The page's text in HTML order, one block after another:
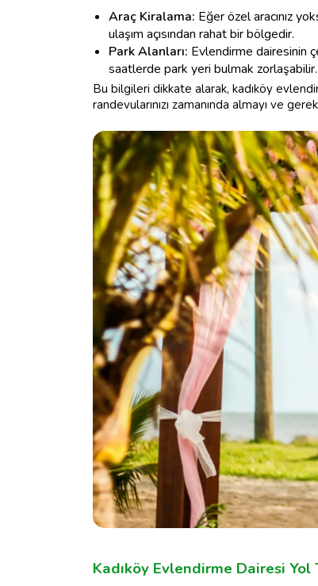
Araç Kiralama: Eğer özel aracınız
ulaşım açısından rahat bir bölgedir.
Park Alanları: Evlendirme dairesinin
saatlerde park yeri bulmak zorlaşabilir.
Bu bilgileri dikkate alarak, kadıköy
randevularınızı zamanında almayı ve
Kadıköy Evlendirme Dairesi Yol